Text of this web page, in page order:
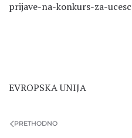
prijave-na-konkurs-za-
EVROPSKA UNIJA
PRETHODNO